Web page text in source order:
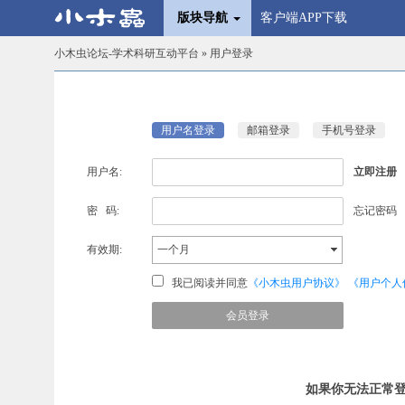
版块导航 客户端APP下载
小木虫论坛-学术科研互动平台 » 用户登录
用户名登录 邮箱登录 手机号登录
用户名: 立即注册
密 码: 忘记密码
有效期: 一个月
我已阅读并同意《小木虫用户协议》 《用户个
如果你无法正常